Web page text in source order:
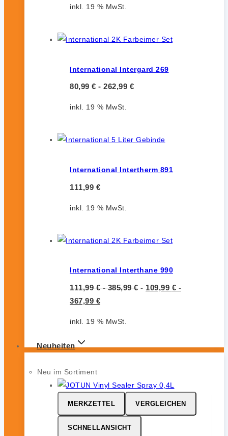
inkl. 19 % MwSt.
International Intergard 269
80,99 € - 262,99 €
inkl. 19 % MwSt.
International Intertherm 891
111,99 €
inkl. 19 % MwSt.
International Interthane 990
111,99€-385,99€- 109,99 € -
367,99 €
inkl. 19 % MwSt.
Neuheiten
Neu im Sortiment
MERKZETTEL VERGLEICHEN
SCHNELLANSICHT